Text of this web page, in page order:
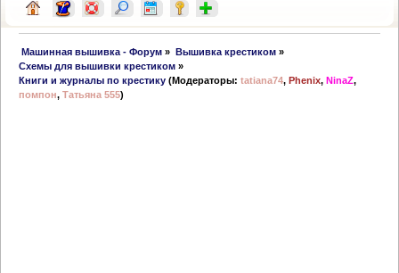
Машинная вышивка - Форум » Вышивка крестиком»
Схемы для вышивки крестиком »
Книги и журналы по крестику (Модераторы:tatiana74,Phenix,NinaZ,
помпон,Татьяна 555)